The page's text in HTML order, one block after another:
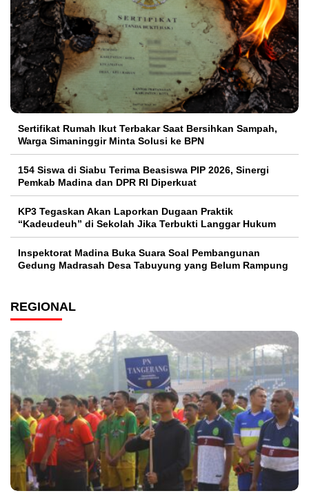
Sertifikat Rumah Ikut Terbakar Saat Bersihkan Sampah,
Warga Simaninggir Minta Solusi ke BPN
154 Siswa di Siabu Terima Beasiswa PIP 2026, Sinergi
Pemkab Madina dan DPR RI Diperkuat
KP3 Tegaskan Akan Laporkan Dugaan Praktik
“Kadeudeuh” di Sekolah Jika Terbukti Langgar Hukum
Inspektorat Madina Buka Suara Soal Pembangunan
Gedung Madrasah Desa Tabuyung yang Belum Rampung
REGIONAL